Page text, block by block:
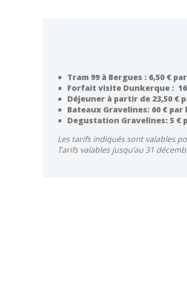
Tram 99 à Bergues : 6,50 €
Forfait visite Dunkerque :
Déjeuner à partir de 23,50 €
Bateaux Gravelines: 60 €
Degustation Gravelines: 5 €
Les tarifs indiqués sont valables
Tarifs valables jusqu’au 31